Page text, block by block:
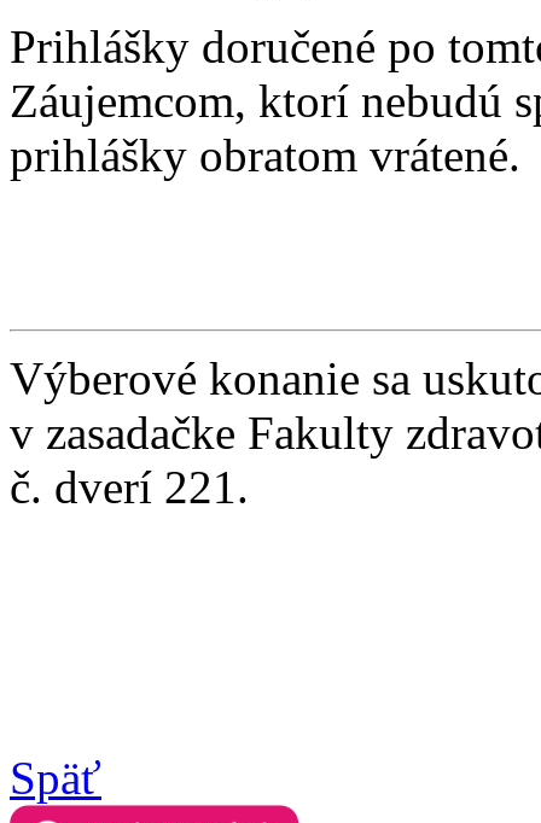
Prihlášky doručené po
Záujemcom, ktorí nebudú
prihlášky obratom vrátené.
Výberové konanie sa
v zasadačke Fakulty
č. dverí 221.
Späť